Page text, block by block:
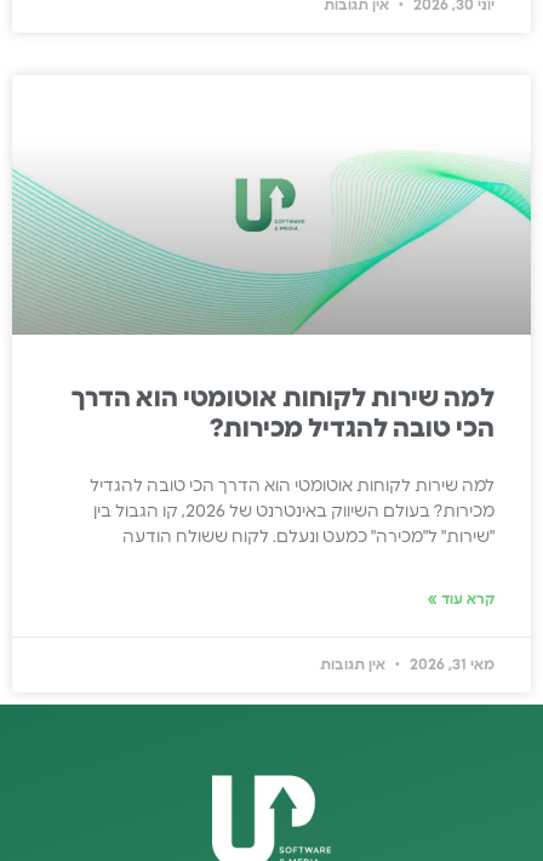
יוני 30, 2026 אין תגובות
למה שירות לקוחות אוטומטי הוא הדרך
הכי טובה להגדיל מכירות?
למה שירות לקוחות אוטומטי הוא הדרך הכי טובה להגדיל
מכירות? בעולם השיווק באינטרנט של 2026, קו הגבול בין
"שירות" ל"מכירה" כמעט ונעלם. לקוח ששולח הודעה
קרא עוד »
מאי 31, 2026 אין תגובות